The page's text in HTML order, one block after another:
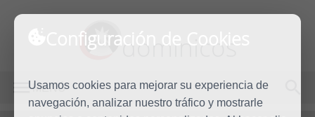
Configuración de Cookies
Usamos cookies para mejorar su experiencia de
navegación, analizar nuestro tráfico y mostrarle
dominicos
MENÚ